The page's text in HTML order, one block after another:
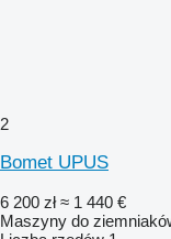
2
Bomet UPUS
6 200 zł ≈ 1 440 €
Maszyny do